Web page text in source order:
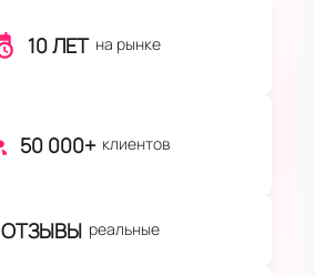
10 ЛЕТ на рынке
50 000+ клиентов
ОТЗЫВЫ реальные